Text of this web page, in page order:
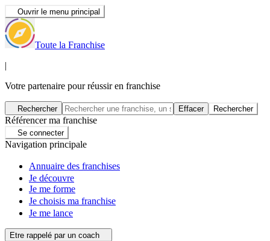
Ouvrir le menu principal
Toute la Franchise
|
Votre partenaire pour réussir en franchise
Rechercher Effacer Rechercher
Référencer ma franchise
Se connecter
Navigation principale
Annuaire des franchises
Je découvre
Je me forme
Je choisis ma franchise
Je me lance
Etre rappelé par un coach